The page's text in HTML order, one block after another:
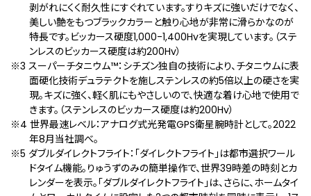
剥がれにくく耐久性にすぐれています。すりキズに強いだけでなく、
美しい艶をもつブラックカラーと触り心地が非常に滑らかなのが
特長です。ビッカース硬度1,000-1,400Hvを実現しています。（ステ
ンレスのビッカース硬度は約200Hv）
※3 スーパーチタニウム™：シチズン独自の技術により、チタニウムに表
面硬化技術デュラテクトを施しステンレスの約5倍以上の硬さを実
現。キズに強く、軽く肌にもやさしいので、快適な着け心地で使用で
きます。（ステンレスのビッカース硬度は約200Hv）
※4 世界最速レベル：アナログ式光発電GPS衛星腕時計として。2022
年8月当社調べ。
※5 ダブルダイレクトフライト：「ダイレクトフライト」は都市選択ワール
ドタイム機能。りゅうずのみの簡単操作で、世界39時差の時刻とカ
レンダーを表示。「ダブルダイレクトフライト」は、さらに、ホームタイ